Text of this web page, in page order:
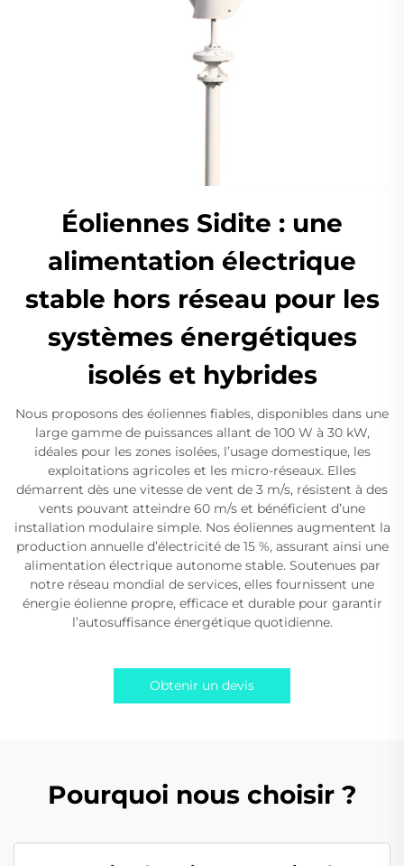
Éoliennes Sidite : une
alimentation électrique
stable hors réseau pour les
systèmes énergétiques
isolés et hybrides
Nous proposons des éoliennes fiables, disponibles dans une
large gamme de puissances allant de 100 W à 30 kW,
idéales pour les zones isolées, l’usage domestique, les
exploitations agricoles et les micro-réseaux. Elles
démarrent dès une vitesse de vent de 3 m/s, résistent à des
vents pouvant atteindre 60 m/s et bénéficient d’une
installation modulaire simple. Nos éoliennes augmentent la
production annuelle d’électricité de 15 %, assurant ainsi une
alimentation électrique autonome stable. Soutenues par
notre réseau mondial de services, elles fournissent une
énergie éolienne propre, efficace et durable pour garantir
l’autosuffisance énergétique quotidienne.
Obtenir un devis
Pourquoi nous choisir ?